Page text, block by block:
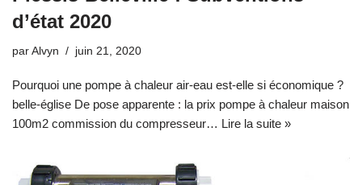
d’état 2020
par Alvyn juin 21, 2020
Pourquoi une pompe à chaleur air-eau est-elle si économique ?
belle-église De pose apparente : la prix pompe à chaleur maison
100m2 commission du compresseur… Lire la suite »